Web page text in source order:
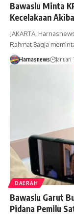
Bawaslu Minta
Kecelakaan
JAKARTA,
Rahmat Bagja
Harnasnews Januari
DAERAH
Bawaslu Garut
Pidana Pemilu